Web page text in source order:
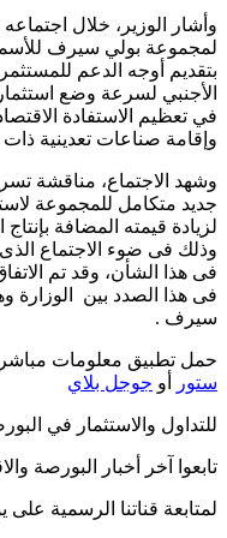
وأشار الوزير، خلال
لمجموعة بولي سيرف
بتقديم أوجه الدعم
الأجنبي لسرعة وضع
في تعظيم الاستفادة
وإقامة صناعات تعدينية
وشهد الاجتماع، مناقشة
جديد متكامل للمجموعة
لزيادة قيمته المضافة
وذلك فى ضوء الاجتماع
فى هذا الشأن، وقد تم
فى هذا الصدد بين الوزارة
سيرف .
حمل تطبيق معلومات
ستور
أو جوجل بلاي
للتداول والاستثمار في
تابعوا آخر أخبار البورصة
لمتابعة قناتنا الرسمية على